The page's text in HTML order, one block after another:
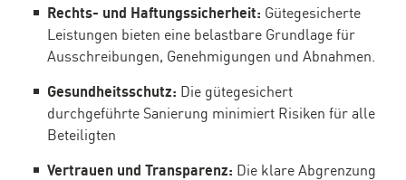
Rechts- und Haftungssicherheit: Gütegesicherte
Leistungen bieten eine belastbare Grundlage für
Ausschreibungen, Genehmigungen und Abnahmen.
Gesundheitsschutz: Die gütegesichert
durchgeführte Sanierung minimiert Risiken für alle
Beteiligten
Vertrauen und Transparenz: Die klare Abgrenzung